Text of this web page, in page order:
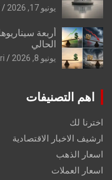
يونيو 17, 2026
أربعة
الحالي
يونيو 8, 2026
اهم التصنيفات
اخترنا لك
ارشيف الاخبار الاقتصادية
اسعار الذهب
اسعار العملات